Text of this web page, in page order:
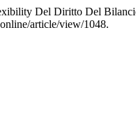
Del Diritto Del
article/view/1048.